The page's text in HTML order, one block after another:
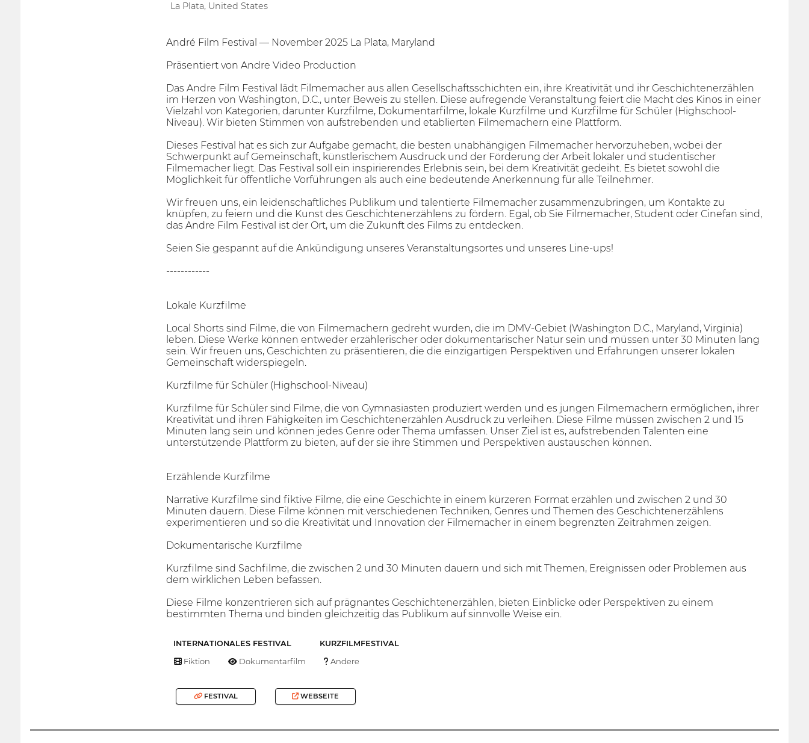
La Plata, United States
André Film Festival — November 2025 La Plata, Maryland
Präsentiert von Andre Video Production
Das Andre Film Festival lädt Filmemacher aus allen Gesellschaftsschichten ein, ihre Kreativität und ihr Geschichtenerzählen
im Herzen von Washington, D.C., unter Beweis zu stellen. Diese aufregende Veranstaltung feiert die Macht des Kinos in einer
Vielzahl von Kategorien, darunter Kurzfilme, Dokumentarfilme, lokale Kurzfilme und Kurzfilme für Schüler (Highschool-
Niveau). Wir bieten Stimmen von aufstrebenden und etablierten Filmemachern eine Plattform.
Dieses Festival hat es sich zur Aufgabe gemacht, die besten unabhängigen Filmemacher hervorzuheben, wobei der
Schwerpunkt auf Gemeinschaft, künstlerischem Ausdruck und der Förderung der Arbeit lokaler und studentischer
Filmemacher liegt. Das Festival soll ein inspirierendes Erlebnis sein, bei dem Kreativität gedeiht. Es bietet sowohl die
Möglichkeit für öffentliche Vorführungen als auch eine bedeutende Anerkennung für alle Teilnehmer.
Wir freuen uns, ein leidenschaftliches Publikum und talentierte Filmemacher zusammenzubringen, um Kontakte zu
knüpfen, zu feiern und die Kunst des Geschichtenerzählens zu fördern. Egal, ob Sie Filmemacher, Student oder Cinefan sind,
das Andre Film Festival ist der Ort, um die Zukunft des Films zu entdecken.
Seien Sie gespannt auf die Ankündigung unseres Veranstaltungsortes und unseres Line-ups!
------------
Lokale Kurzfilme
Local Shorts sind Filme, die von Filmemachern gedreht wurden, die im DMV-Gebiet (Washington D.C., Maryland, Virginia)
leben. Diese Werke können entweder erzählerischer oder dokumentarischer Natur sein und müssen unter 30 Minuten lang
sein. Wir freuen uns, Geschichten zu präsentieren, die die einzigartigen Perspektiven und Erfahrungen unserer lokalen
Gemeinschaft widerspiegeln.
Kurzfilme für Schüler (Highschool-Niveau)
Kurzfilme für Schüler sind Filme, die von Gymnasiasten produziert werden und es jungen Filmemachern ermöglichen, ihrer
Kreativität und ihren Fähigkeiten im Geschichtenerzählen Ausdruck zu verleihen. Diese Filme müssen zwischen 2 und 15
Minuten lang sein und können jedes Genre oder Thema umfassen. Unser Ziel ist es, aufstrebenden Talenten eine
unterstützende Plattform zu bieten, auf der sie ihre Stimmen und Perspektiven austauschen können.
Erzählende Kurzfilme
Narrative Kurzfilme sind fiktive Filme, die eine Geschichte in einem kürzeren Format erzählen und zwischen 2 und 30
Minuten dauern. Diese Filme können mit verschiedenen Techniken, Genres und Themen des Geschichtenerzählens
experimentieren und so die Kreativität und Innovation der Filmemacher in einem begrenzten Zeitrahmen zeigen.
Dokumentarische Kurzfilme
Kurzfilme sind Sachfilme, die zwischen 2 und 30 Minuten dauern und sich mit Themen, Ereignissen oder Problemen aus
dem wirklichen Leben befassen.
Diese Filme konzentrieren sich auf prägnantes Geschichtenerzählen, bieten Einblicke oder Perspektiven zu einem
bestimmten Thema und binden gleichzeitig das Publikum auf sinnvolle Weise ein.
INTERNATIONALES FESTIVAL KURZFILMFESTIVAL
Fiktion Dokumentarfilm Andere
FESTIVAL WEBSEITE